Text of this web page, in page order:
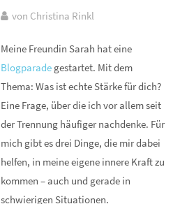
von Christina Rinkl
Meine Freundin Sarah hat eine
Blogparade gestartet. Mit dem
Thema: Was ist echte Stärke für dich?
Eine Frage, über die ich vor allem seit
der Trennung häufiger nachdenke. Für
mich gibt es drei Dinge, die mir dabei
helfen, in meine eigene innere Kraft zu
kommen – auch und gerade in
schwierigen Situationen.